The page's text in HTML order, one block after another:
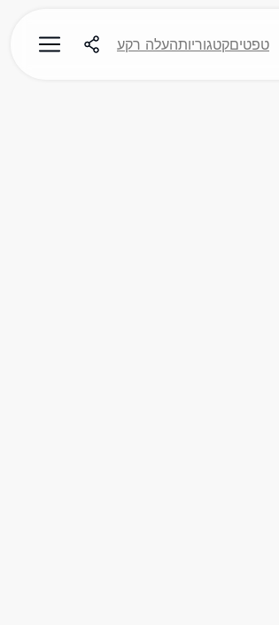
טפטיםקטגוריותהעלה רקע